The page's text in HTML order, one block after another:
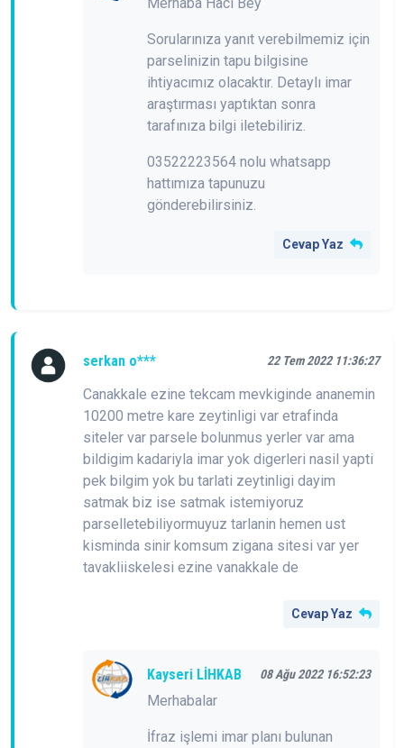
Sorularınıza yanıt verebilmemiz için
parselinizin tapu bilgisine
ihtiyacımız olacaktır. Detaylı imar
araştırması yaptıktan sonra
tarafınıza bilgi iletebiliriz.
03522223564 nolu whatsapp
hattımıza tapunuzu
gönderebilirsiniz.
Cevap Yaz
serkan o*** 22 Tem 2022 11:36:27
Canakkale ezine tekcam mevkiginde ananemin
10200 metre kare zeytinligi var etrafinda
siteler var parsele bolunmus yerler var ama
bildigim kadariyla imar yok digerleri nasil yapti
pek bilgim yok bu tarlati zeytinligi dayim
satmak biz ise satmak istemiyoruz
parselletebiliyormuyuz tarlanin hemen ust
kisminda sinir komsum zigana sitesi var yer
tavakliiskelesi ezine vanakkale de
Cevap Yaz
Kayseri LİHKAB 08 Ağu 2022 16:52:23
Merhabalar
İfraz işlemi imar planı bulunan